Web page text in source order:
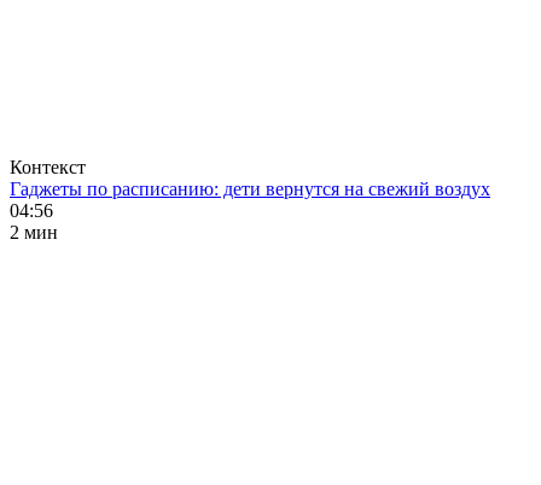
Контекст
Гаджеты по расписанию: дети вернутся на свежий воздух
04:56
2 мин